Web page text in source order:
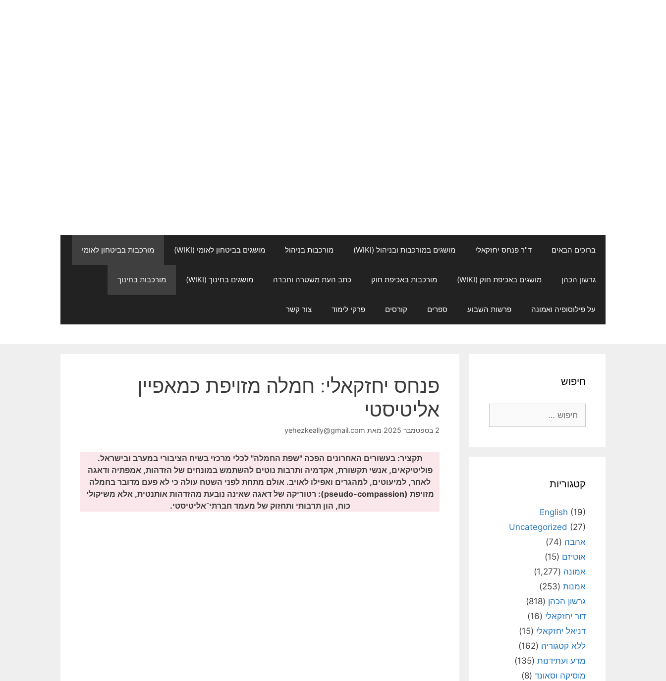
ברוכים הבאים ד"ר פנחס יחזקאלי מושגים במורכבות ובניהול (WIKI) מורכבות בניהול מושגים בביטחון לאומי (WIKI) מורכבות בביטחון לאומי
גרשון הכהן מושגים באכיפת חוק (WIKI) מורכבות באכיפת חוק כתב העת משטרה וחברה מושגים בחינוך (WIKI) מורכבות בחינוך
על פילוסופיה ואמונה פרשות השבוע ספרים קורסים פרקי לימוד צור קשר
פנחס יחזקאלי: חמלה מזויפת כמאפיין
אליטיסטי
2 בספטמבר 2025 מאת yehezkeally@gmail.com
תקציר: בעשורים האחרונים הפכה "שפת החמלה" לכלי מרכזי בשיח הציבורי במערב ובישראל.
פוליטיקאים, אנשי תקשורת, אקדמיה ותרבות נוטים להשתמש במונחים של הזדהות, אמפתיה ודאגה
לאחר, למיעוטים, למהגרים ואפילו לאויב. אולם מתחת לפני השטח עולה כי לא פעם מדובר בחמלה
מזויפת (pseudo-compassion): רטוריקה של דאגה שאינה נובעת מהזדהות אותנטית, אלא משיקולי
כוח, הון תרבותי ותחזוק של מעמד חברתי־אליטיסטי.
חיפוש
קטגוריות
English (19)
Uncategorized (27)
אהבה (74)
אוטיזם (15)
אמונה (1,277)
אמנות (253)
גרשון הכהן (818)
דור יחזקאלי (16)
דניאל יחזקאלי (15)
ללא קטגוריה (162)
מדע ועתידנות (135)
מוסיקה וסאונד (8)